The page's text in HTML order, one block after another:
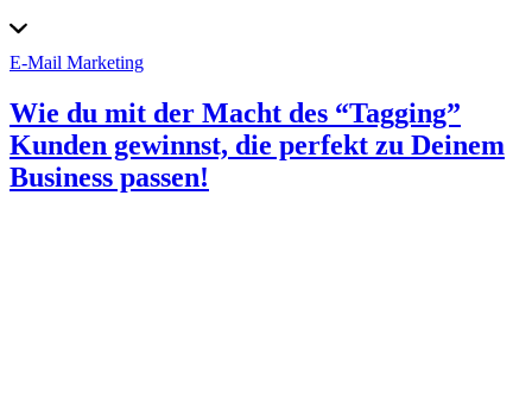
E-Mail Marketing
Wie du mit der Macht des “Tagging”
Kunden gewinnst, die perfekt zu Deinem
Business passen!